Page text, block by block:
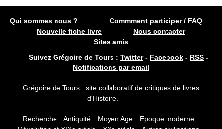
Qui sommes nous ?
Commment participer / FAQ
Nouvelle fiche livre
Nous contacter
Sites amis
Suivez Grégoire de Tours : Twitter- Facebook - RSS -
Notifications par email
Grégoire de Tours : site collaboratif de critiques de livres
d'Histoire.
Recherche Antiquité Moyen Age
Epoque moderne